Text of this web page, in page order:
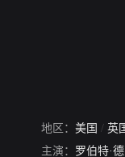
地区： 美国 / 英
主演： 罗伯特·